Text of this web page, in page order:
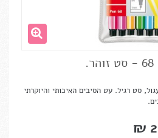
לבד עגול, סט רגיל. עט הסיבים האיכותי והיוקרתי